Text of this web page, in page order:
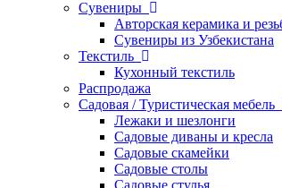
Сувениры
Авторская керамика и
Сувениры из Узбекистана
Текстиль
Кухонный текстиль
Распродажа
Садовая / Туристическая мебель
Лежаки и шезлонги
Садовые диваны и кресла
Садовые скамейки
Садовые столы
Садовые стулья